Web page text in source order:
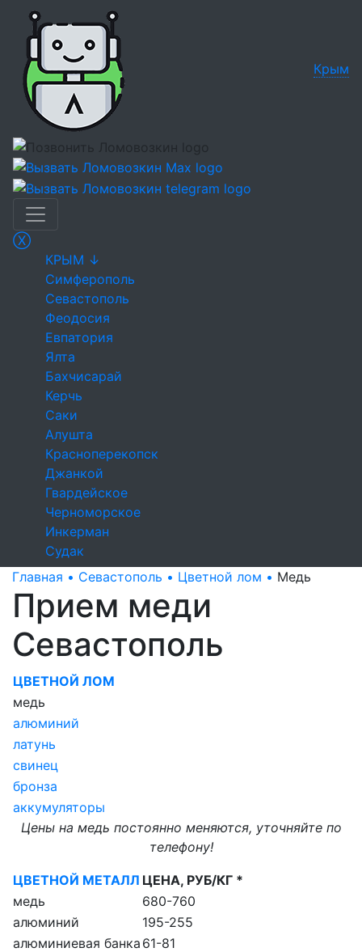
Крым
Ⓧ
КРЫМ ↓
Симферополь
Севастополь
Феодосия
Евпатория
Ялта
Бахчисарай
Керчь
Саки
Алушта
Красноперекопск
Джанкой
Гвардейское
Черноморское
Инкерман
Судак
Главная • Севастополь • Цветной лом • Медь
Прием меди
Севастополь
ЦВЕТНОЙ ЛОМ
медь
алюминий
латунь
свинец
бронза
аккумуляторы
Цены на медь постоянно меняются, уточняйте по
телефону!
ЦВЕТНОЙ МЕТАЛЛ ЦЕНА, РУБ/КГ *
медь
680-760
алюминий
195-255
алюминиевая банка 61-81